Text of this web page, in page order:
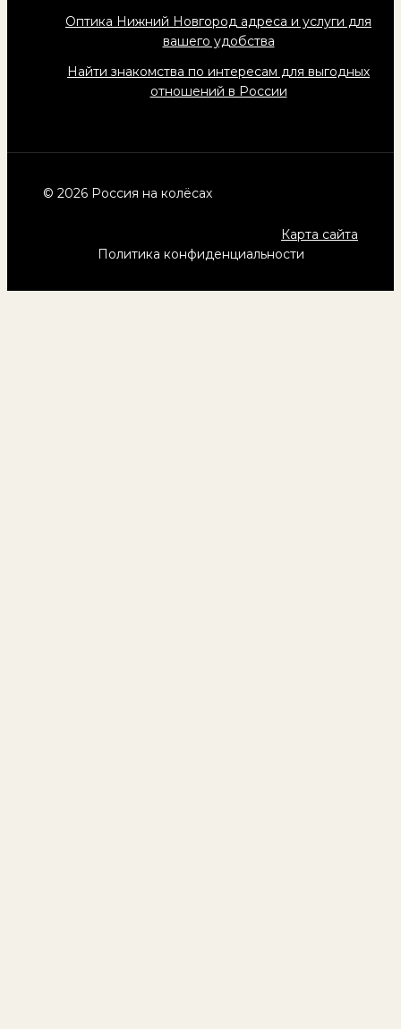
Оптика Нижний Новгород адреса и услуги для
вашего удобства
Найти знакомства по интересам для выгодных
отношений в России
© 2026 Россия на колёсах
Карта сайта
Политика конфиденциальности